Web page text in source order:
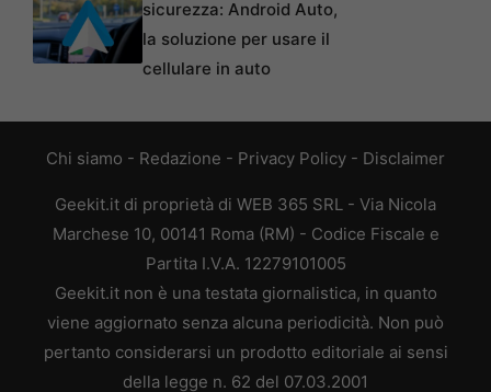
sicurezza: Android Auto,
la soluzione per usare il
cellulare in auto
Chi siamo - Redazione - Privacy Policy - Disclaimer
Geekit.it di proprietà di WEB 365 SRL - Via Nicola
Marchese 10, 00141 Roma (RM) - Codice Fiscale e
Partita I.V.A. 12279101005
Geekit.it non è una testata giornalistica, in quanto
viene aggiornato senza alcuna periodicità. Non può
pertanto considerarsi un prodotto editoriale ai sensi
della legge n. 62 del 07.03.2001